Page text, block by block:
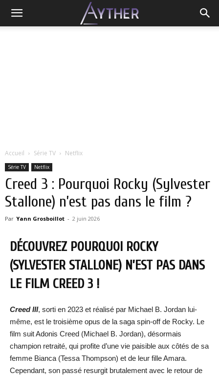
Accueil Série TV Netflix
Série TV Netflix
Creed 3 : Pourquoi Rocky (Sylvester
Stallone) n’est pas dans le film ?
Par Yann Grosboillot - 2 juin 2026
DÉCOUVREZ POURQUOI ROCKY
(SYLVESTER STALLONE) N’EST PAS DANS
LE FILM CREED 3 !
Creed III, sorti en 2023 et réalisé par Michael B. Jordan lui-
même, est le troisième opus de la saga spin-off de Rocky. Le
film suit Adonis Creed (Michael B. Jordan), désormais
champion retraité, qui profite d’une vie paisible aux côtés de sa
femme Bianca (Tessa Thompson) et de leur fille Amara.
Cependant, son passé resurgit brutalement avec le retour de